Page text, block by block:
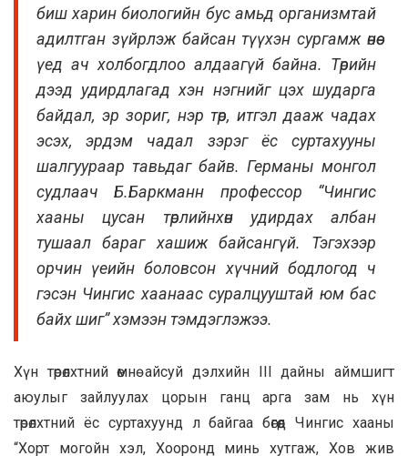
биш харин биологийн бус амьд организмтай
адилтган зүйрлэж байсан түүхэн сургамж өнөө
үед ач холбогдлоо алдаагүй байна. Төрийн
дээд удирдлагад хэн нэгнийг цэх шударга
байдал, эр зориг, нэр төр, итгэл дааж чадах
эсэх, эрдэм чадал зэрэг ёс суртахууны
шалгуураар тавьдаг байв. Германы монгол
судлаач Б.Баркманн профессор “Чингис
хааны цусан төрлийнхөн удирдах албан
тушаал бараг хашиж байсангүй. Тэгэхээр
орчин үеийн боловсон хүчний бодлогод ч
гэсэн Чингис хаанаас суралцууштай юм бас
байх шиг” хэмээн тэмдэглэжээ.
Хүн төрөлхтний өмнө айсуй дэлхийн III дайны аймшигт
аюулыг зайлуулах цорын ганц арга зам нь хүн
төрөлхтний ёс суртахуунд л байгаа бөгөөд Чингис хааны
“Хорт могойн хэл, Хооронд минь хутгаж, Хов жив